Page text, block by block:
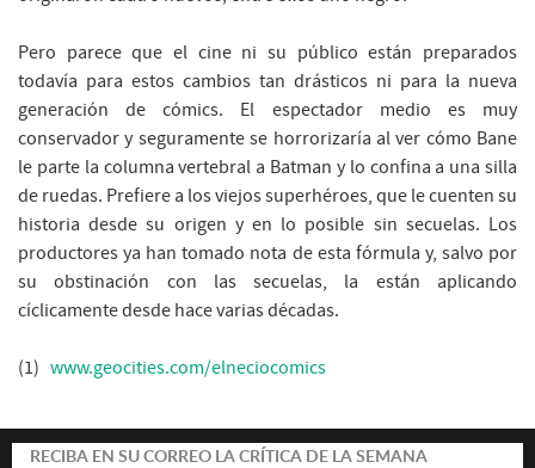
Pero parece que el cine ni su público están preparados
todavía para estos cambios tan drásticos ni para la nueva
generación de cómics. El espectador medio es muy
conservador y seguramente se horrorizaría al ver cómo Bane
le parte la columna vertebral a Batman y lo confina a una silla
de ruedas. Prefiere a los viejos superhéroes, que le cuenten su
historia desde su origen y en lo posible sin secuelas. Los
productores ya han tomado nota de esta fórmula y, salvo por
su obstinación con las secuelas, la están aplicando
cíclicamente desde hace varias décadas.
(1) www.geocities.com/elneciocomics
RECIBA EN SU CORREO LA CRÍTICA DE LA SEMANA